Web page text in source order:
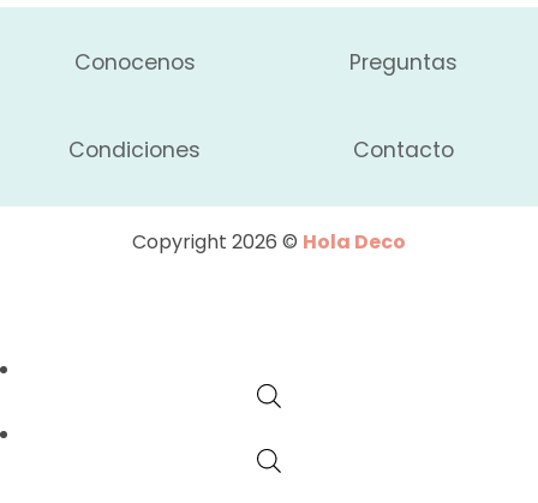
Conocenos Preguntas
Condiciones Contacto
Copyright 2026 © Hola Deco